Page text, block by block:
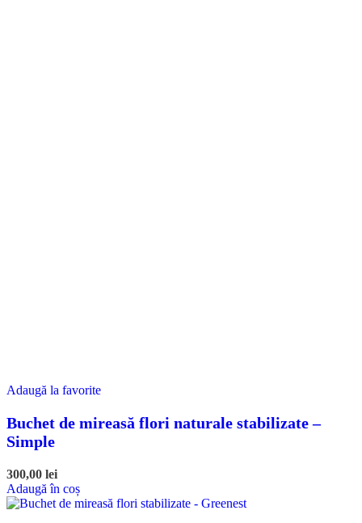
Adaugă la favorite
Buchet de mireasă flori naturale stabilizate –
Simple
300,00 lei
Adaugă în coș